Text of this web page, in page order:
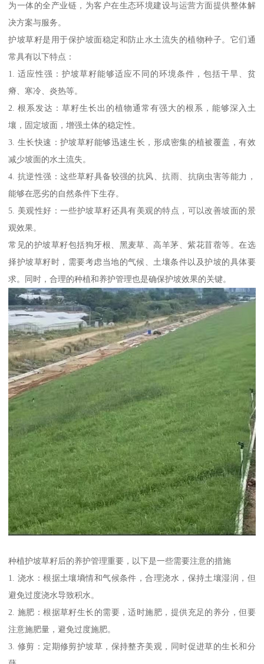
为一体的全产业链，为客户在生态环境建设与运营方面提供整体解
决方案与服务。
护坡草籽是用于保护坡面稳定和防止水土流失的植物种子。它们通
常具有以下特点：
1. 适应性强：护坡草籽能够适应不同的环境条件，包括干旱、贫
瘠、寒冷、炎热等。
2. 根系发达：草籽生长出的植物通常有强大的根系，能够深入土
壤，固定坡面，增强土体的稳定性。
3. 生长快速：护坡草籽能够迅速生长，形成密集的植被覆盖，有效
减少坡面的水土流失。
4. 抗逆性强：这些草籽具备较强的抗风、抗雨、抗病虫害等能力，
能够在恶劣的自然条件下生存。
5. 美观性好：一些护坡草籽还具有美观的特点，可以改善坡面的景
观效果。
常见的护坡草籽包括狗牙根、黑麦草、高羊茅、紫花苜蓿等。在选
择护坡草籽时，需要考虑当地的气候、土壤条件以及护坡的具体要
求。同时，合理的种植和养护管理也是确保护坡效果的关键。
种植护坡草籽后的养护管理重要，以下是一些需要注意的措施
1. 浇水：根据土壤墒情和气候条件，合理浇水，保持土壤湿润，但
避免过度浇水导致积水。
2. 施肥：根据草籽生长的需要，适时施肥，提供充足的养分，但要
注意施肥量，避免过度施肥。
3. 修剪：定期修剪护坡草，保持整齐美观，同时促进草的生长和分